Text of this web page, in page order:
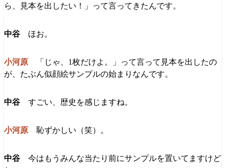
ら、見本を出したい！」って言ってきたんです。
ほお。
「じゃ、1枚だけよ。」って言って見本を出したの
が、たぶん似顔絵サンプルの始まりなんです。
すごい、歴史を感じますね。
恥ずかしい（笑）。
今はもうみんな当たり前にサンプルを置いてますけど